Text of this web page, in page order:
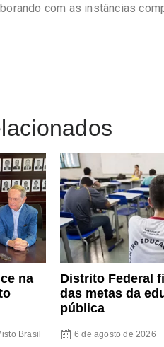
com as instâncias
na
Brasil
Distrito Federal
das metas da
pública
6 de agosto de 2026